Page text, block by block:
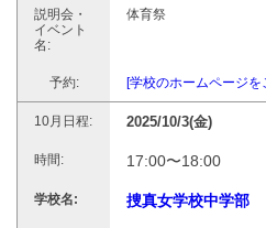
体育祭
[学校のホームページ
2025/10/3(金)
17:00〜18:00
捜真女学校中学部